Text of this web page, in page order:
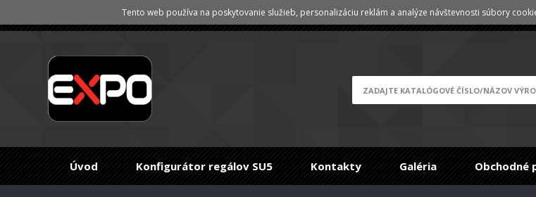
Úvod Konfigurátor regálov SU5 Kontakty Galéria Obchodné
Tento web používa na poskytovanie služieb, personalizáciu reklám a analýze návštevnosti súbory